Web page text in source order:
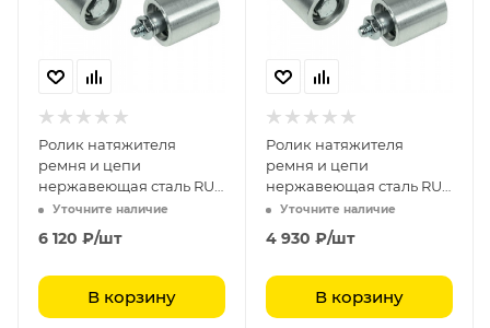
Ролик натяжителя
ремня и цепи
нержавеющая сталь RU
5050
Уточните наличие
6 120 ₽/шт
В корзину
Ролик натяжителя
ремня и цепи
нержавеющая сталь RU
4045
Уточните наличие
4 930 ₽/шт
В корзину